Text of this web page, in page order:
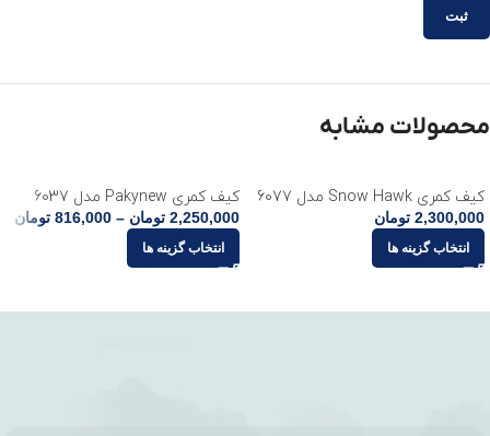
محصولات مشابه
کیف کمری Snow Hawk مدل 6077
2,300,000 تومان
انتخاب گزینه ها
کیف کمری Pakynew مدل 6037
2,250,000 تومان –
816,000 تومان
انتخاب گزینه ها